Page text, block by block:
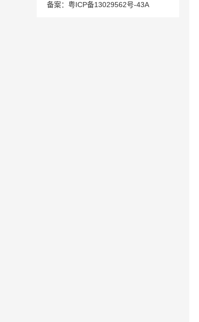
备案：粤ICP备13029562号-43A